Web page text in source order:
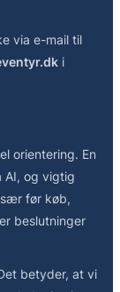
via e-mail til
i
orientering. En
AI, og vigtig
før køb,
beslutninger
betyder, at vi